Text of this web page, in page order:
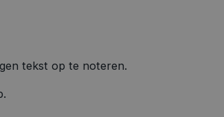
tekst op te noteren.